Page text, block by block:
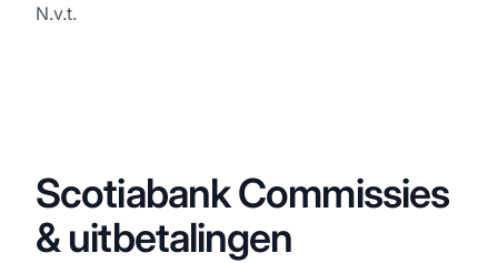
N.v.t.
Scotiabank Commissies
& uitbetalingen